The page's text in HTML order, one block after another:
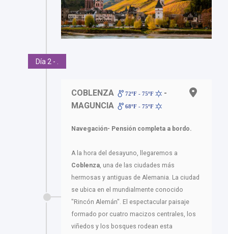
Día 2 - .
COBLENZA 72ºF - 75ºF
-
MAGUNCIA
68ºF - 75ºF
Navegación- Pensión completa a bordo.
A la hora del desayuno, llegaremos a
Coblenza , una de las ciudades más
hermosas y antiguas de Alemania. La ciudad
se ubica en el mundialmente conocido
"Rincón Alemán". El espectacular paisaje
formado por cuatro macizos centrales, los
viñedos y los bosques rodean esta